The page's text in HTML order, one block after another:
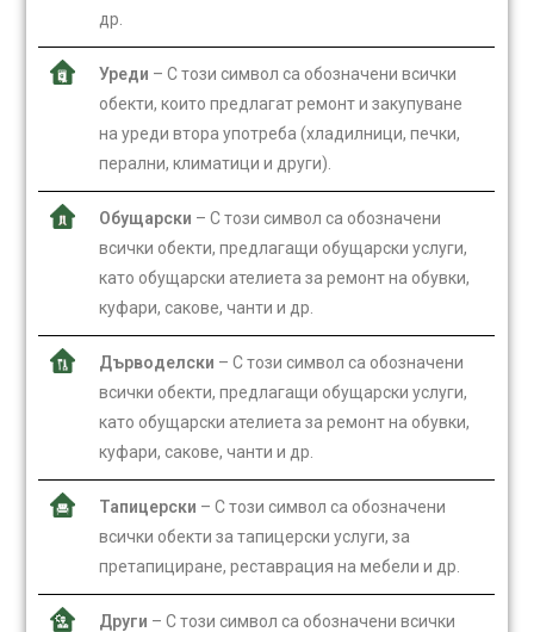
др.
Уреди – С този символ са обозначени всички
обекти, които предлагат ремонт и закупуване
на уреди втора употреба (хладилници, печки,
перални, климатици и други).
Обущарски – С този символ са обозначени
всички обекти, предлагащи обущарски услуги,
като обущарски ателиета за ремонт на обувки,
куфари, сакове, чанти и др.
Дърводелски – С този символ са обозначени
всички обекти, предлагащи обущарски услуги,
като обущарски ателиета за ремонт на обувки,
куфари, сакове, чанти и др.
Тапицерски – С този символ са обозначени
всички обекти за тапицерски услуги, за
претапициране, реставрация на мебели и др.
Други – С този символ са обозначени всички